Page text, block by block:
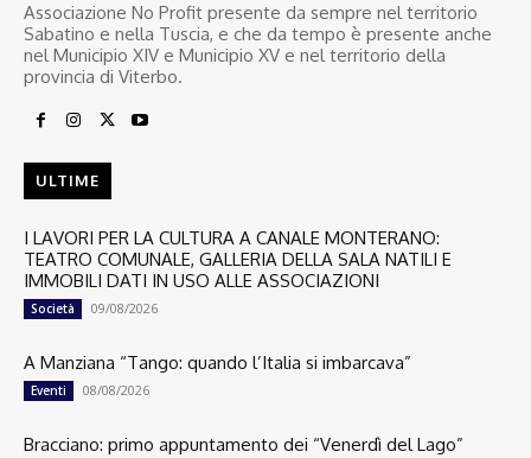
Associazione No Profit presente da sempre nel territorio
Sabatino e nella Tuscia, e che da tempo è presente anche
nel Municipio XIV e Municipio XV e nel territorio della
provincia di Viterbo.
ULTIME
I LAVORI PER LA CULTURA A CANALE MONTERANO:
TEATRO COMUNALE, GALLERIA DELLA SALA NATILI E
IMMOBILI DATI IN USO ALLE ASSOCIAZIONI
Società 09/08/2026
A Manziana “Tango: quando l’Italia si imbarcava”
Eventi 08/08/2026
Bracciano: primo appuntamento dei “Venerdì del Lago”